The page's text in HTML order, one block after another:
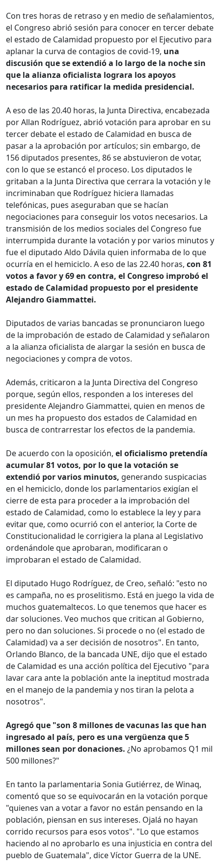
Con tres horas de retraso y en medio de señalamientos,
el Congreso abrió sesión para conocer en tercer debate
el estado de Calamidad propuesto por el Ejecutivo para
aplanar la curva de contagios de covid-19, una
discusión que se extendió a lo largo de la noche sin
que la alianza oficialista lograra los apoyos
necesarios para ratificar la medida presidencial.
A eso de las 20.40 horas, la Junta Directiva, encabezada
por Allan Rodríguez, abrió votación para aprobar en su
tercer debate el estado de Calamidad en busca de
pasar a la aprobación por artículos; sin embargo, de
156 diputados presentes, 86 se abstuvieron de votar,
con lo que se estancó el proceso. Los diputados le
gritaban a la Junta Directiva que cerrara la votación y le
incriminaban que Rodríguez hiciera llamadas
telefónicas, pues aseguraban que se hacían
negociaciones para conseguir los votos necesarios. La
transmisión de los medios sociales del Congreso fue
interrumpida durante la votación y por varios minutos y
fue el diputado Aldo Dávila quien informaba de lo que
ocurría en el hemiciclo. A eso de las 22.40 horas, con 81
votos a favor y 69 en contra, el Congreso improbó el
estado de Calamidad propuesto por el presidente
Alejandro Giammattei.
Diputados de varias bancadas se pronunciaron luego
de la improbación de estado de Calamidad y señalaron
a la alianza oficialista de alargar la sesión en busca de
negociaciones y compra de votos.
Además, criticaron a la Junta Directiva del Congreso
porque, según ellos, responden a los intereses del
presidente Alejandro Giammattei, quien en menos de
un mes ha propuesto dos estados de Calamidad en
busca de contrarrestar los efectos de la pandemia.
De acuerdo con la oposición, el oficialismo pretendía
acumular 81 votos, por lo que la votación se
extendió por varios minutos, generando suspicacias
en el hemiciclo, donde los parlamentarios exigían el
cierre de esta para proceder a la improbación del
estado de Calamidad, como lo establece la ley y para
evitar que, como ocurrió con el anterior, la Corte de
Constitucionalidad le corrigiera la plana al Legislativo
ordenándole que aprobaran, modificaran o
improbaran el estado de Calamidad.
El diputado Hugo Rodríguez, de Creo, señaló: "esto no
es campaña, no es proselitismo. Está en juego la vida de
muchos guatemaltecos. Lo que tenemos que hacer es
dar soluciones. Veo muchos que critican al Gobierno,
pero no dan soluciones. Si procede o no (el estado de
Calamidad) va a ser decisión de nosotros". En tanto,
Orlando Blanco, de la bancada UNE, dijo que el estado
de Calamidad es una acción política del Ejecutivo "para
lavar cara ante la población ante la ineptitud mostrada
en el manejo de la pandemia y nos tiran la pelota a
nosotros".
Agregó que "son 8 millones de vacunas las que han
ingresado al país, pero es una vergüenza que 5
millones sean por donaciones. ¿No aprobamos Q1 mil
500 millones?"
En tanto la parlamentaria Sonia Gutiérrez, de Winaq,
comentó que so se equivocarán en la votación porque
"quienes van a votar a favor no están pensando en la
población, piensan en sus intereses. Ojalá no hayan
corrido recursos para esos votos". "Lo que estamos
haciendo al no aprobarlo es una injusticia en contra del
pueblo de Guatemala", dice Víctor Guerra de la UNE.